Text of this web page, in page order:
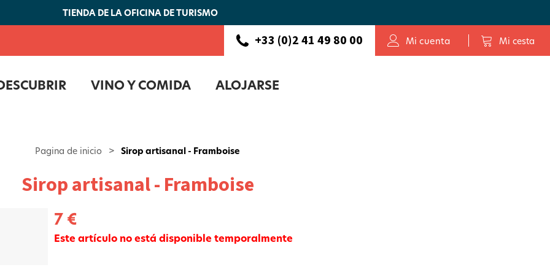
TIENDA DE LA OFICINA DE TURISMO
+33 (0)2 41 49 80 00 Mi cuenta Mi cesta
VINO Y COMIDA ALOJARSE
Pagina de inicio > Sirop artisanal - Framboise
Sirop artisanal - Framboise
7 €
Este artículo no está disponible temporalmente